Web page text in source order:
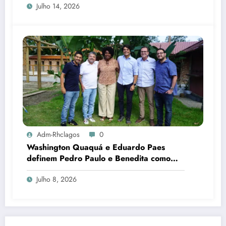
Julho 14, 2026
Adm-Rhclagos 0
Washington Quaquá e Eduardo Paes
definem Pedro Paulo e Benedita como
candidatos ao Senado no Rio
Julho 8, 2026